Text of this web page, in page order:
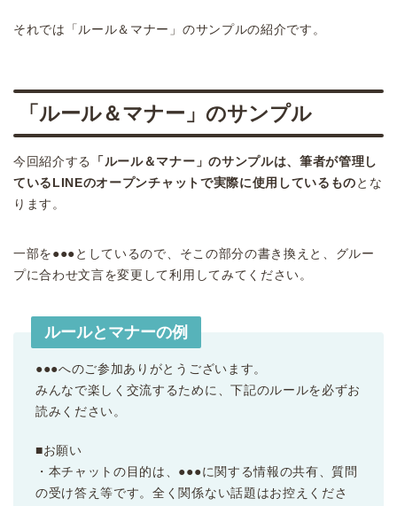
それでは「ルール＆マナー」のサンプルの紹介です。
「ルール＆マナー」のサンプル
今回紹介する
「ルール＆マナー」のサンプルは、筆者が管理し
ているLINEのオープンチャットで実際に使用しているもの とな
ります。
一部を●●●としているので、そこの部分の書き換えと、グルー
プに合わせ文言を変更して利用してみてください。
ルールとマナーの例
●●●へのご参加ありがとうございます。
みんなで楽しく交流するために、下記のルールを必ずお
読みください。
■お願い
・本チャットの目的は、●●●に関する情報の共有、質問
の受け答え等です。全く関係ない話題はお控えくださ